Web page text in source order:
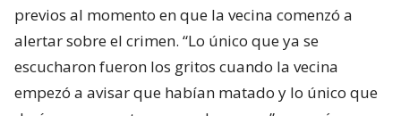
previos al momento en que la vecina comenzó a
alertar sobre el crimen. “Lo único que ya se
escucharon fueron los gritos cuando la vecina
empezó a avisar que habían matado y lo único que